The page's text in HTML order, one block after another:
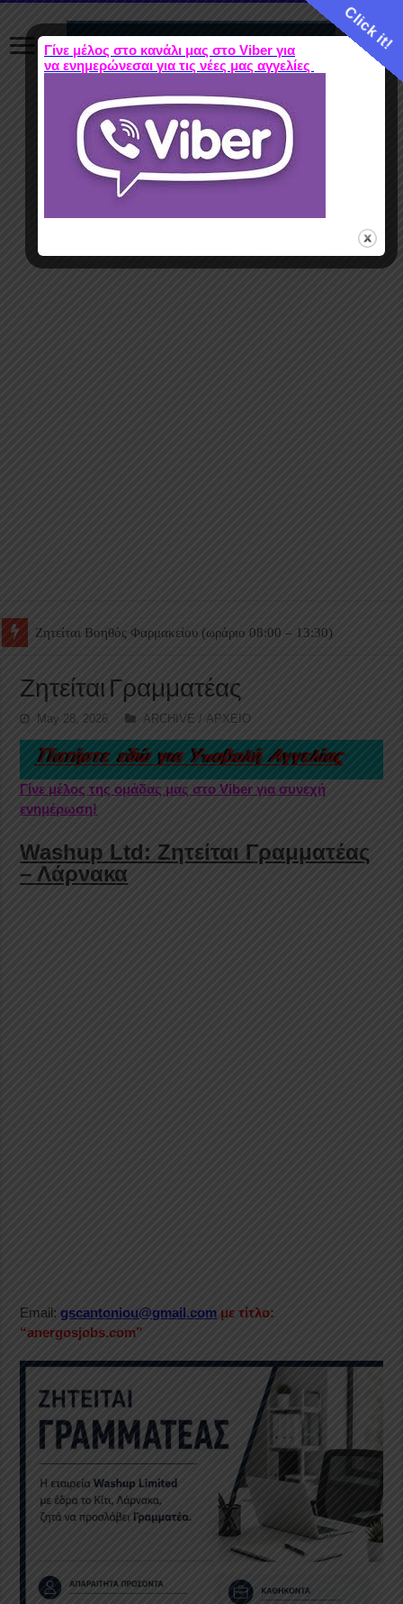
Ζητείται Βοηθός Θαλάμου
Ζητείται Γραμματέας
May 28, 2026 ARCHIVE / ΑΡΧΕΙΟ
Γίνε μέλος της ομάδας μας στο Viber για συνεχή
ενημέρωση!
Washup Ltd: Ζητείται Γραμματέας
– Λάρνακα
Email:gscantoniou@gmail.com με τίτλο:
“anergosjobs.com”
Click it!
Γίνε μέλος στο κανάλι μας στο Viber για
να ενημερώνεσαι για τις νέες μας αγγελίες